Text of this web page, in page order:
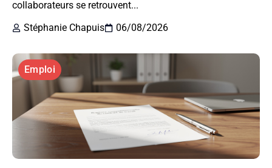
collaborateurs se retrouvent...
Stéphanie Chapuis
06/08/2026
Emploi